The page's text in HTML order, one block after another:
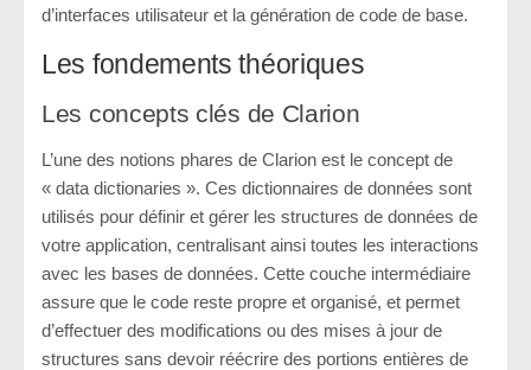
d’interfaces utilisateur et la génération de code de base.
Les fondements théoriques
Les concepts clés de Clarion
L’une des notions phares de Clarion est le concept de
« data dictionaries ». Ces dictionnaires de données sont
utilisés pour définir et gérer les structures de données de
votre application, centralisant ainsi toutes les interactions
avec les bases de données. Cette couche intermédiaire
assure que le code reste propre et organisé, et permet
d’effectuer des modifications ou des mises à jour de
structures sans devoir réécrire des portions entières de